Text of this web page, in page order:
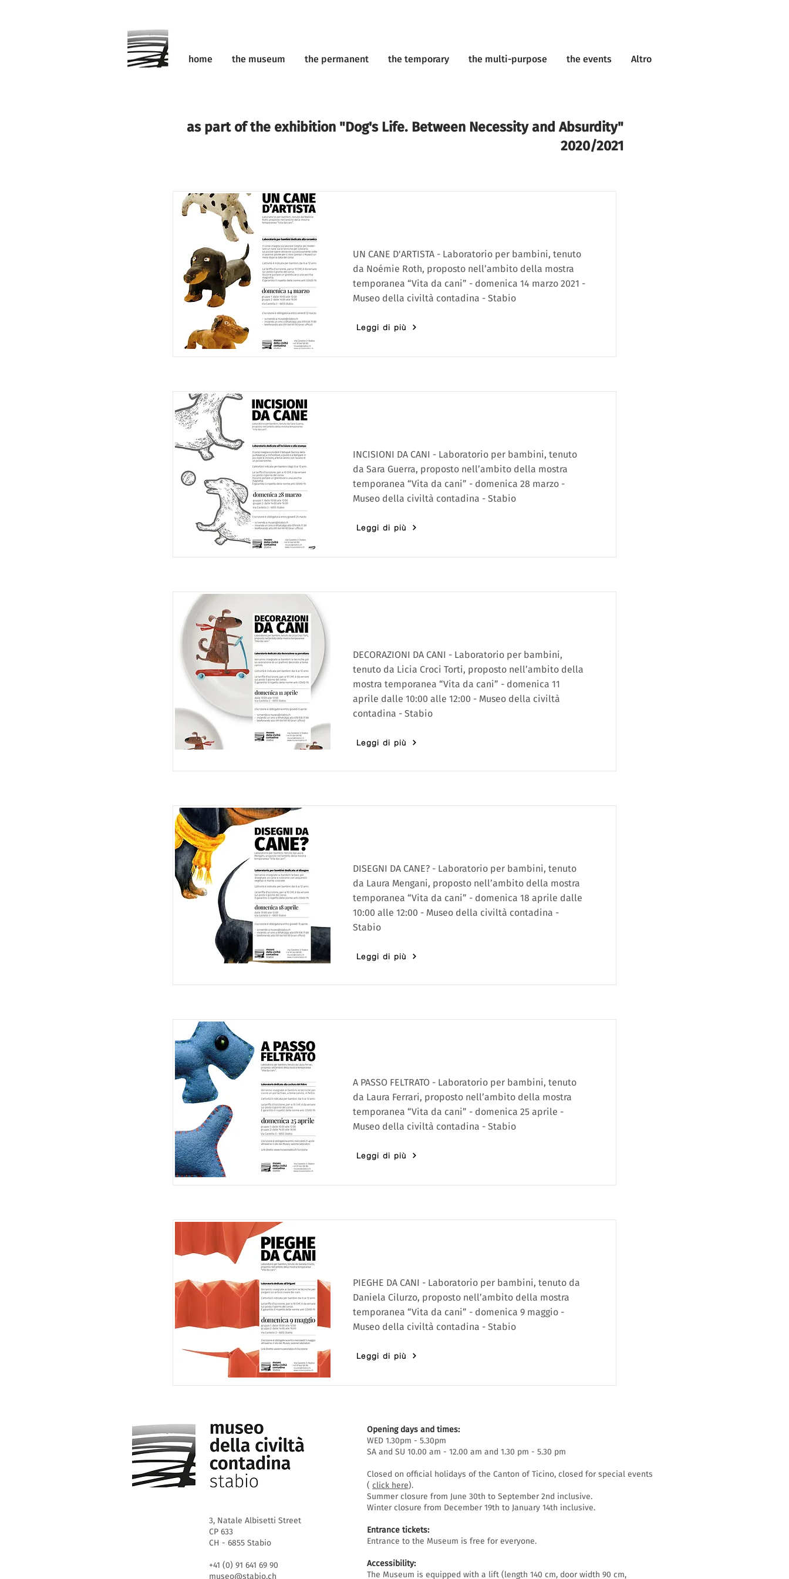
home the museum the permanent the temporary the multi-purpose the events Altro
as part of the exhibition "Dog's Life. Between Necessity and Absurdity"
2020/2021
UN CANE D'ARTISTA - Laboratorio per bambini, tenuto
da Noémie Roth, proposto nell’ambito della mostra
temporanea “Vita da cani” - domenica 14 marzo 2021 -
Museo della civiltà contadina - Stabio
Leggi di più
INCISIONI DA CANI - Laboratorio per bambini, tenuto
da Sara Guerra, proposto nell’ambito della mostra
temporanea “Vita da cani” - domenica 28 marzo -
Museo della civiltà contadina - Stabio
Leggi di più
DECORAZIONI DA CANI - Laboratorio per bambini,
tenuto da Licia Croci Torti, proposto nell’ambito della
mostra temporanea “Vita da cani” - domenica 11
aprile dalle 10:00 alle 12:00 - Museo della civiltà
contadina - Stabio
Leggi di più
DISEGNI DA CANE? - Laboratorio per bambini, tenuto
da Laura Mengani, proposto nell’ambito della mostra
temporanea “Vita da cani” - domenica 18 aprile dalle
10:00 alle 12:00 - Museo della civiltà contadina -
Stabio
Leggi di più
A PASSO FELTRATO - Laboratorio per bambini, tenuto
da Laura Ferrari, proposto nell’ambito della mostra
temporanea “Vita da cani” - domenica 25 aprile -
Museo della civiltà contadina - Stabio
Leggi di più
PIEGHE DA CANI - Laboratorio per bambini, tenuto da
Daniela Cilurzo, proposto nell’ambito della mostra
temporanea “Vita da cani” - domenica 9 maggio -
Museo della civiltà contadina - Stabio
Leggi di più
3, Natale Albisetti Street
CP 633
CH - 6855 Stabio
+41 (0) 91 641 69 90
museo@stabio.ch
Opening days and times:
WED 1.30pm - 5.30pm
SA and SU 10.00 am - 12.00 am and 1.30 pm - 5.30 pm
Closed on official holidays of the Canton of Ticino, closed for special events
( click here).
Summer closure from June 30th to September 2nd inclusive.
Winter closure from December 19th to January 14th inclusive.
Entrance tickets:
Entrance to the Museum is free for everyone.
Accessibility:
The Museum is equipped with a lift (length 140 cm, door width 90 cm,